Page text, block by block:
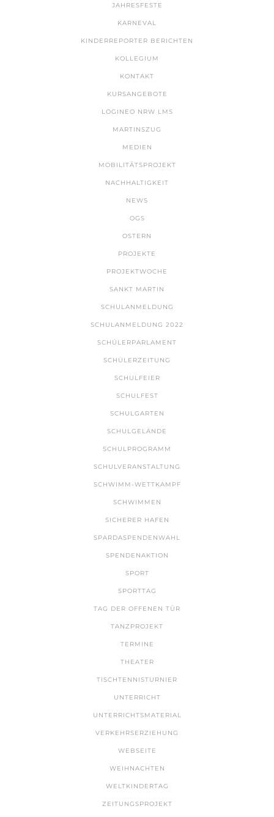
JAHRESFESTE
KARNEVAL
KINDERREPORTER BERICHTEN
KOLLEGIUM
KONTAKT
KURSANGEBOTE
LOGINEO NRW LMS
MARTINSZUG
MEDIEN
MOBILITÄTSPROJEKT
NACHHALTIGKEIT
NEWS
OGS
OSTERN
PROJEKTE
PROJEKTWOCHE
SANKT MARTIN
SCHULANMELDUNG
SCHULANMELDUNG 2022
SCHÜLERPARLAMENT
SCHÜLERZEITUNG
SCHULFEIER
SCHULFEST
SCHULGARTEN
SCHULGELÄNDE
SCHULPROGRAMM
SCHULVERANSTALTUNG
SCHWIMM-WETTKAMPF
SCHWIMMEN
SICHERER HAFEN
SPARDASPENDENWAHL
SPENDENAKTION
SPORT
SPORTTAG
TAG DER OFFENEN TÜR
TANZPROJEKT
TERMINE
THEATER
TISCHTENNISTURNIER
UNTERRICHT
UNTERRICHTSMATERIAL
VERKEHRSERZIEHUNG
WEBSEITE
WEIHNACHTEN
WELTKINDERTAG
ZEITUNGSPROJEKT